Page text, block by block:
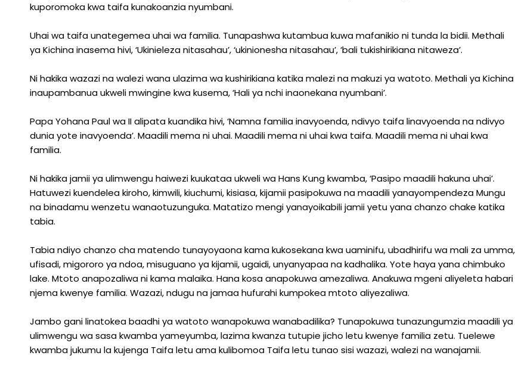
kuporomoka kwa taifa kunakoanzia nyumbani.
Uhai wa taifa unategemea uhai wa familia. Tunapashwa kutambua kuwa mafanikio ni tunda la bidii. Methali
ya Kichina inasema hivi, ‘Ukinieleza nitasahau’, ‘ukinionesha nitasahau’, ‘bali tukishirikiana nitaweza’.
Ni hakika wazazi na walezi wana ulazima wa kushirikiana katika malezi na makuzi ya watoto. Methali ya Kichina
inaupambanua ukweli mwingine kwa kusema, ‘Hali ya nchi inaonekana nyumbani’.
Papa Yohana Paul wa II alipata kuandika hivi, ‘Namna familia inavyoenda, ndivyo taifa linavyoenda na ndivyo
dunia yote inavyoenda’. Maadili mema ni uhai. Maadili mema ni uhai kwa taifa. Maadili mema ni uhai kwa
familia.
Ni hakika jamii ya ulimwengu haiwezi kuukataa ukweli wa Hans Kung kwamba, ‘Pasipo maadili hakuna uhai’.
Hatuwezi kuendelea kiroho, kimwili, kiuchumi, kisiasa, kijamii pasipokuwa na maadili yanayompendeza Mungu
na binadamu wenzetu wanaotuzunguka. Matatizo mengi yanayoikabili jamii yetu yana chanzo chake katika
tabia.
Tabia ndiyo chanzo cha matendo tunayoyaona kama kukosekana kwa uaminifu, ubadhirifu wa mali za umma,
ufisadi, migororo ya ndoa, misuguano ya kijamii, ugaidi, unyanyapaa na kadhalika. Yote haya yana chimbuko
lake. Mtoto anapozaliwa ni kama malaika. Hana kosa anapokuwa amezaliwa. Anakuwa mgeni aliyeleta habari
njema kwenye familia. Wazazi, ndugu na jamaa hufurahi kumpokea mtoto aliyezaliwa.
Jambo gani linatokea baadhi ya watoto wanapokuwa wanabadilika? Tunapokuwa tunazungumzia maadili ya
ulimwengu wa sasa kwamba yameyumba, lazima kwanza tutupie jicho letu kwenye familia zetu. Tuelewe
kwamba jukumu la kujenga Taifa letu ama kulibomoa Taifa letu tunao sisi wazazi, walezi na wanajamii.